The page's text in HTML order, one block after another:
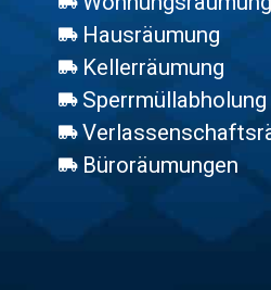
Hausräumung
Kellerräumung
Sperrmüllabholung
Büroräumungen